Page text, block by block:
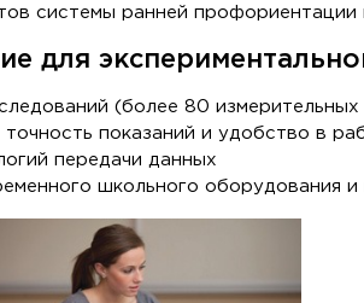
системы ранней
для
(более 80 измерительных
показаний и удобство в
передачи данных
школьного оборудования